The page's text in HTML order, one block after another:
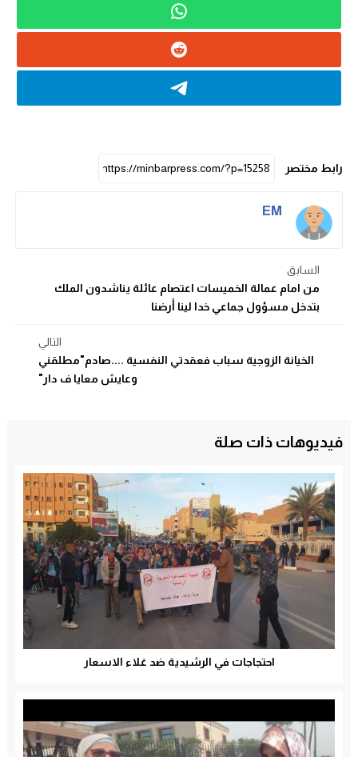
رابط مختصر
EM
السابق
من امام عمالة الخميسات اعتصام عائلة يناشدون الملك
بتدخل مسؤول جماعي خدا لينا أرضنا
التالي
الخيانة الزوجية سباب فعقدتي النفسية ....صادم"مطلقني
وعايش معايا ف دار"
فيديوهات ذات صلة
احتجاجات في الرشيدية ضد غلاء الاسعار